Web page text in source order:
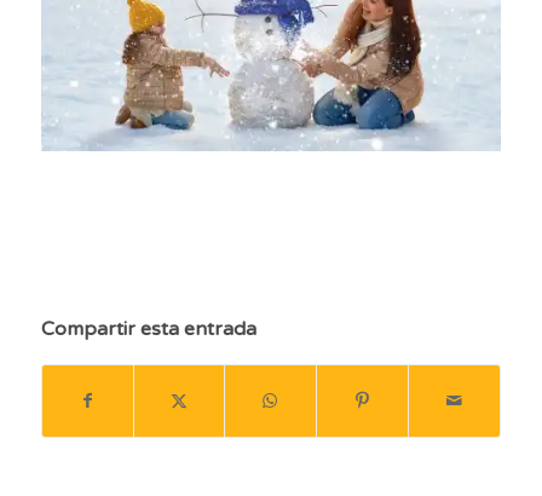
Compartir esta entrada